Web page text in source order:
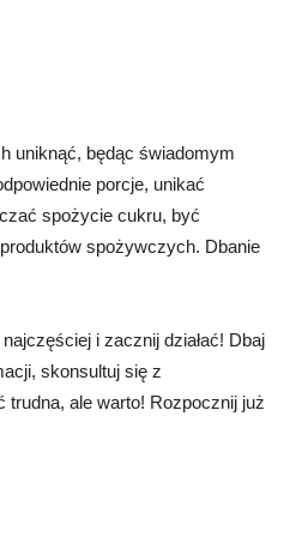
uniknąć, będąc świadomym
porcje, unikać
spożycie cukru, być
spożywczych. Dbanie
i zacznij działać! Dbaj
skonsultuj się z
ale warto! Rozpocznij już